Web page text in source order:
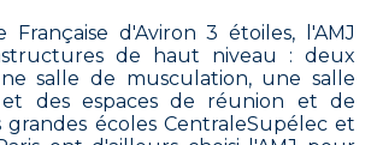
Française d'Aviron 3 étoiles, l'AMJ
de haut niveau : deux
salle de musculation, une salle
et des espaces de réunion et de
grandes écoles CentraleSupélec et